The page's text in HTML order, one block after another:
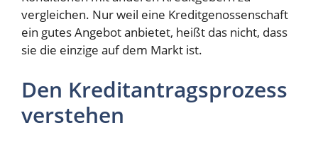
vergleichen. Nur weil eine Kreditgenossenschaft
ein gutes Angebot anbietet, heißt das nicht, dass
sie die einzige auf dem Markt ist.
Den Kreditantragsprozess
verstehen